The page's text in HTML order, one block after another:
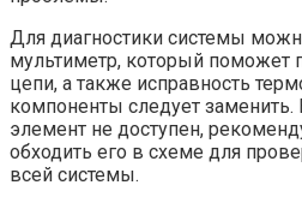
Для диагностики системы
мультиметр, который поможет
цепи, а также исправность
компоненты следует
элемент не доступен,
обходить его в схеме для
всей системы.